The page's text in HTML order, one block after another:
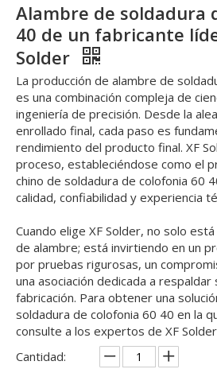
​Alambre de soldadura
40 de un fabricante
Solder
La producción de alambre de
es una combinación compleja de
ingeniería de precisión. Desde la
enrollado final, cada paso es
rendimiento del producto final. XF
proceso, estableciéndose como el
chino de soldadura de colofonia 60
calidad, confiabilidad y experiencia
Cuando elige XF Solder, no solo
de alambre; está invirtiendo en un
por pruebas rigurosas, un
una asociación dedicada a respaldar
fabricación. Para obtener una
soldadura de colofonia 60 40 en la
consulte a los expertos de XF
Cantidad: